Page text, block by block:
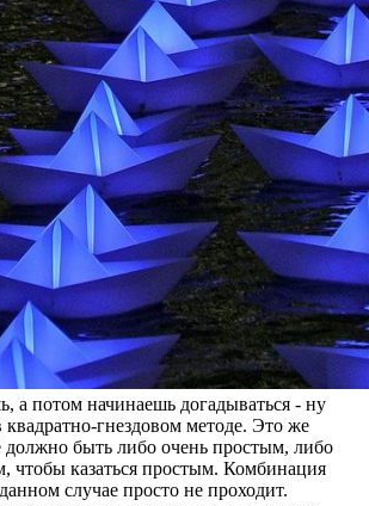
а потом начинаешь догадываться - ну
квадратно-гнездовом методе. Это же
должно быть либо очень простым, либо
чтобы казаться простым. Комбинация
случае просто не проходит.